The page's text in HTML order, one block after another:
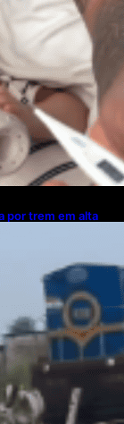
por trem em alta